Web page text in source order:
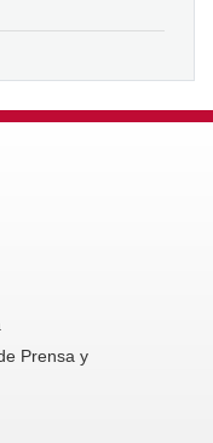
Prensa y